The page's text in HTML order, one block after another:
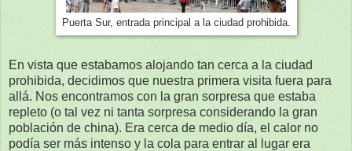
Puerta Sur, entrada principal a la ciudad prohibida.
En vista que estabamos alojando tan cerca a la ciudad
prohibida, decidimos que nuestra primera visita fuera para
allá. Nos encontramos con la gran sorpresa que estaba
repleto (o tal vez ni tanta sorpresa considerando la gran
población de china). Era cerca de medio día, el calor no
podía ser más intenso y la cola para entrar al lugar era